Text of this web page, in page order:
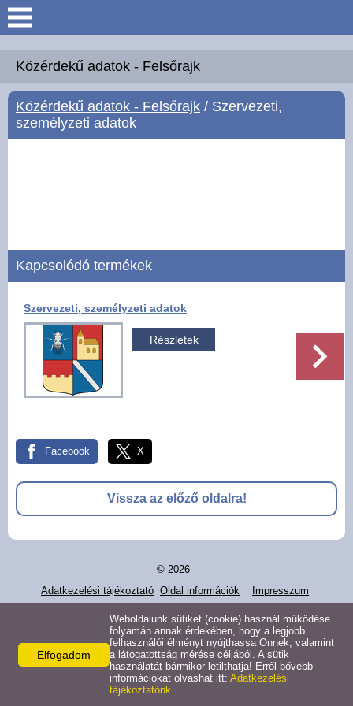
Keresés
Köszöntő
Hírek
Közérdekű adatok -
Galéria
Pályázatok
Alsórajk
EFOP-1.5.2-16-2017-00008
Közérdekű adatok - Felsőrajk
Közérdekű adatok - Felsőrajk / Szervezeti,
személyzeti adatok
Kapcsolódó termékek
Szervezeti, személyzeti adatok
Részletek
Facebook X
Vissza az előző oldalra!
© 2026 -
Adatkezelési tájékoztató Oldal információk Impresszum
Elfogadom
Weboldalunk sütiket (cookie) használ működése
folyamán annak érdekében, hogy a legjobb
felhasználói élményt nyújthassa Önnek, valamint
a látogatottság mérése céljából. A sütik
használatát bármikor letilthatja! Erről bővebb
információkat olvashat itt: Adatkezelési
tájékoztatónk